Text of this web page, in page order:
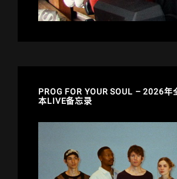
PROG FOR YOUR SOUL – 2026年
本LIVE备忘录